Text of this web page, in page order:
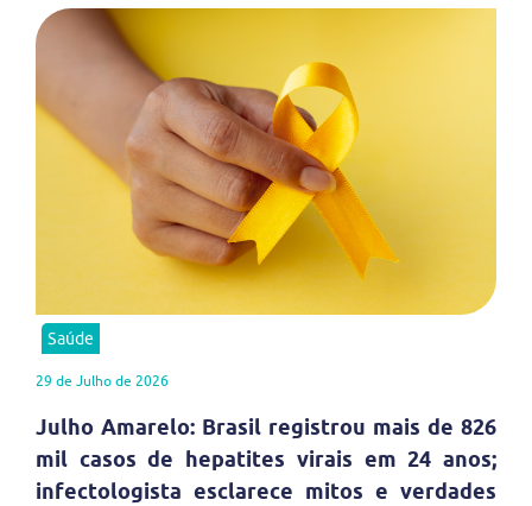
Saúde
29 de Julho de 2026
Julho Amarelo: Brasil registrou mais de 826
mil casos de hepatites virais em 24 anos;
infectologista esclarece mitos e verdades